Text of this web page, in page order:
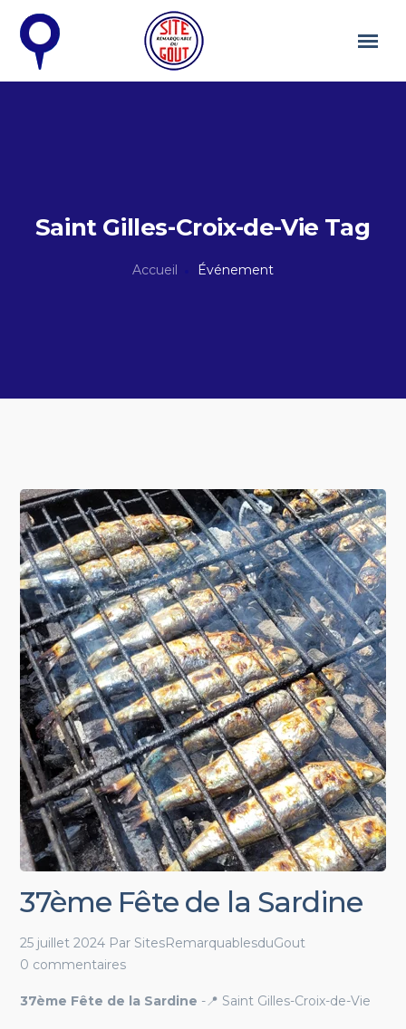
Saint Gilles-Croix-de-Vie Tag
Accueil Événement
37ème Fête de la Sardine
25 juillet 2024 Par SitesRemarquablesduGout
0 commentaires
37ème Fête de la Sardine -📍 Saint Gilles-Croix-de-Vie